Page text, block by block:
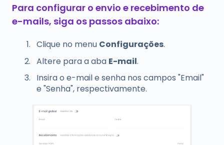
Para configurar o envio e recebimento de
e-mails, siga os passos abaixo:
Clique no menu Configurações.
Altere para a aba E-mail.
Insira o e-mail e senha nos campos "Email"
e "Senha", respectivamente.